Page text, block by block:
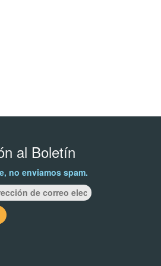
al Boletín
no enviamos spam.